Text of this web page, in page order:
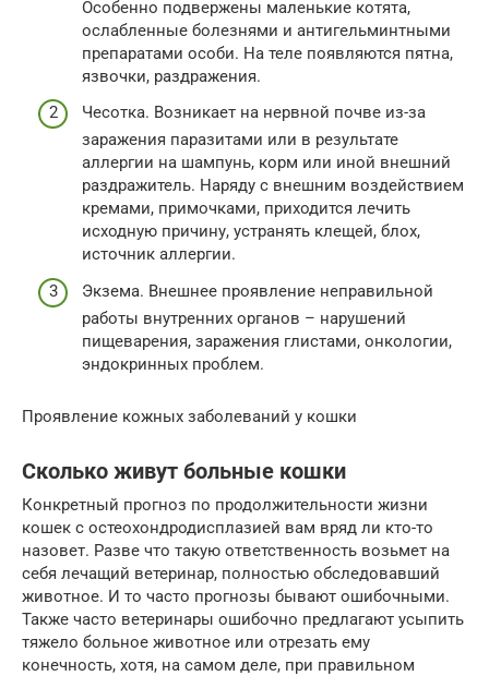
Особенно подвержены маленькие котята,
ослабленные болезнями и антигельминтными
препаратами особи. На теле появляются пятна,
язвочки, раздражения.
Чесотка. Возникает на нервной почве из-за
заражения паразитами или в результате
аллергии на шампунь, корм или иной внешний
раздражитель. Наряду с внешним воздействием
кремами, примочками, приходится лечить
исходную причину, устранять клещей, блох,
источник аллергии.
Экзема. Внешнее проявление неправильной
работы внутренних органов – нарушений
пищеварения, заражения глистами, онкологии,
эндокринных проблем.
Проявление кожных заболеваний у кошки
Сколько живут больные кошки
Конкретный прогноз по продолжительности жизни
кошек с остеохондродисплазией вам вряд ли кто-то
назовет. Разве что такую ответственность возьмет на
себя лечащий ветеринар, полностью обследовавший
животное. И то часто прогнозы бывают ошибочными.
Также часто ветеринары ошибочно предлагают усыпить
тяжело больное животное или отрезать ему
конечность, хотя, на самом деле, при правильном